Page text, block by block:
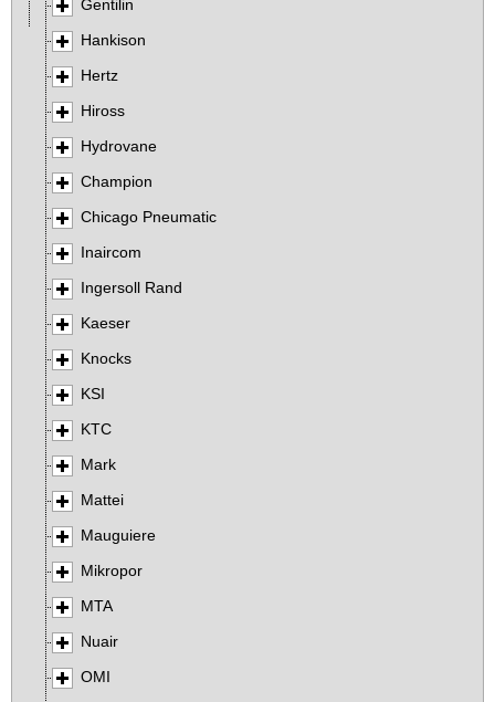
Gentilin
Hankison
Hertz
Hiross
Hydrovane
Champion
Chicago Pneumatic
Inaircom
Ingersoll Rand
Kaeser
Knocks
KSI
KTC
Mark
Mattei
Mauguiere
Mikropor
MTA
Nuair
OMI